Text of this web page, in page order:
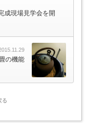
成現場見学会を開
の機能
る